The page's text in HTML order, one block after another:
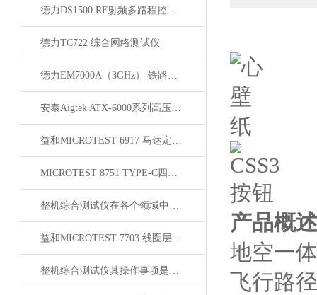
德力DS1500 RF射频多路程控开关（1U）
德力TC722 综合网络测试仪
德力EM7000A（3GHz） 铁路漏缆测试仪
安泰Aigtek ATX-6000系列高压线束测试仪
益和MICROTEST 6917 马达定子测试系统
MICROTEST 8751 TYPE-C四线式线材测试仪
整机综合测试仪在各个领域中都有着广泛的作用
益和MICROTEST 7703 线圈层间短路测试仪
整机综合测试仪其操作事项是很有讲究的
产品概
地空一
飞行路